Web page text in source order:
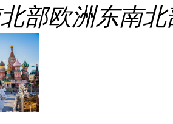
部欧洲东南北